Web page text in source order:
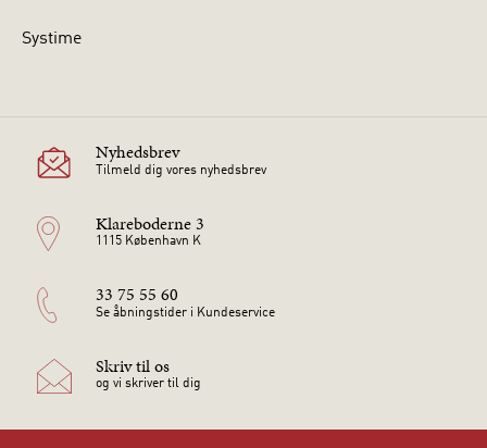
Systime
Nyhedsbrev
Tilmeld dig vores nyhedsbrev
Klareboderne 3
1115 København K
33 75 55 60
Se åbningstider i Kundeservice
Skriv til os
og vi skriver til dig